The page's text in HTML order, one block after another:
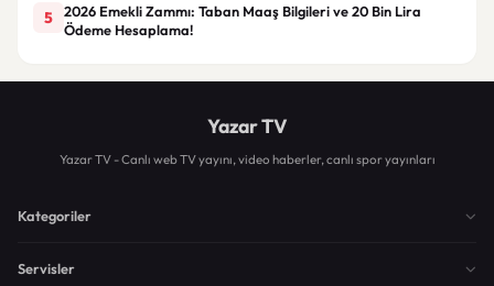
5
2026 Emekli Zammı: Taban Maaş Bilgileri ve 20 Bin Lira
Ödeme Hesaplama!
Yazar TV
Yazar TV - Canlı web TV yayını, video haberler, canlı spor yayınları
Kategoriler
Servisler